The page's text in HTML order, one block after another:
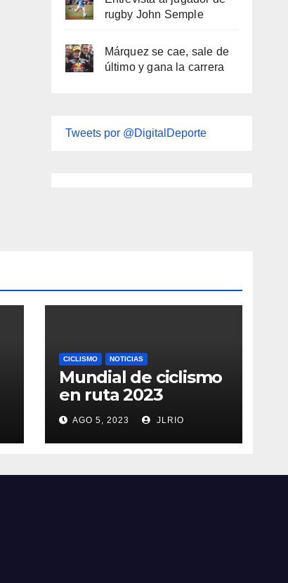
rugby John Semple
Márquez se cae, sale de
último y gana la carrera
Tweets por @DigitalDeporte
CICLISMO NOTICIAS
Mundial de ciclismo
en ruta 2023
AGO 5, 2023 JLRIO